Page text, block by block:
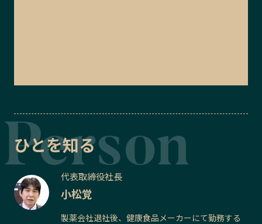
ひとを知る
代表取締役社長
小松覚
製薬会社退社後、健康食品メーカーにて勤務する